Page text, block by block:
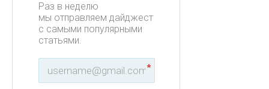
Раз в неделю
мы отправляем дайджест
с самыми популярными
статьями.
*